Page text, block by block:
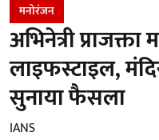
मनोरंजन
अभिनेत्री
लाइफस्टाइल,
सुनाया फैसला
IANS